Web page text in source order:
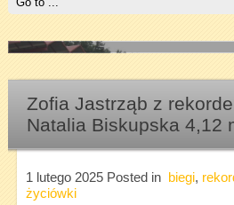
Zofia Jastrząb z
Natalia Biskupska 4,12
1 lutego 2025Posted in biegi,
życiówki